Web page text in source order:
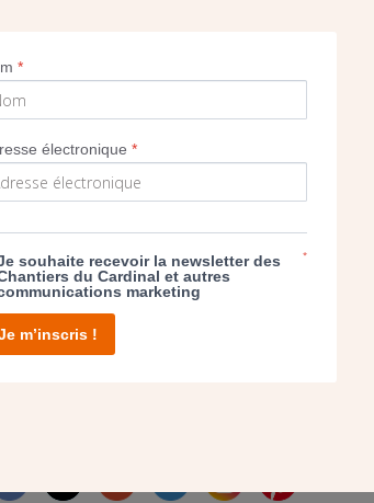
*
électronique*
souhaite recevoir la newsletter des
du Cardinal et autres
marketing
*
m’inscris !